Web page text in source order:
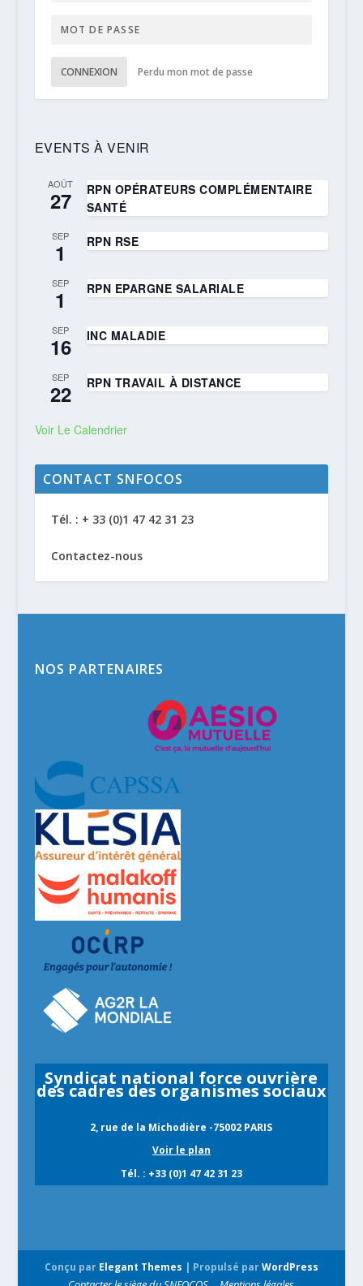
CONNEXION Perdu mon mot de passe
EVENTS À VENIR
AOÛT
27
RPN OPÉRATEURS COMPLÉMENTAIRE
SANTÉ
SEP
1 RPN RSE
SEP
1 RPN EPARGNE SALARIALE
SEP
16 INC MALADIE
SEP
22 RPN TRAVAIL À DISTANCE
Voir Le Calendrier
CONTACT SNFOCOS
Tél. : + 33 (0)1 47 42 31 23
Contactez-nous
NOS PARTENAIRES
Syndicat national force ouvrière
des cadres des organismes sociaux
2, rue de la Michodière -75002 PARIS
Voir le plan
Tél. : +33 (0)1 47 42 31 23
Conçu par Elegant Themes | Propulsé parWordPress